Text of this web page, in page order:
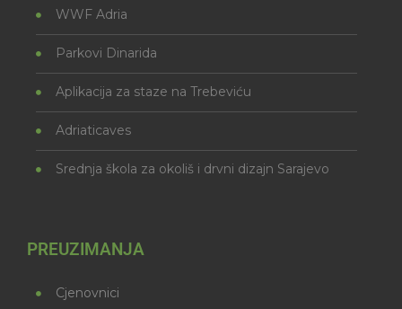
WWF Adria
Parkovi Dinarida
Aplikacija za staze na Trebeviću
Adriaticaves
Srednja škola za okoliš i drvni dizajn Sarajevo
PREUZIMANJA
Cjenovnici